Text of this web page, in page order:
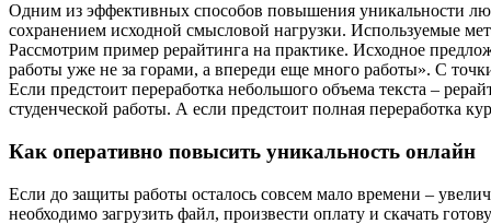
Одним из эффективных способов повышения уникальности
сохранением исходной смысловой нагрузки. Используемые
Рассмотрим пример рерайтинга на практике. Исходное
работы уже не за горами, а впереди еще много работы». С
Если предстоит переработка небольшого объема текста –
студенческой работы. А если предстоит полная переработка
Как оперативно повысить уникальность онлайн
Если до защиты работы осталось совсем мало времени –
необходимо загрузить файл, произвести оплату и скачать